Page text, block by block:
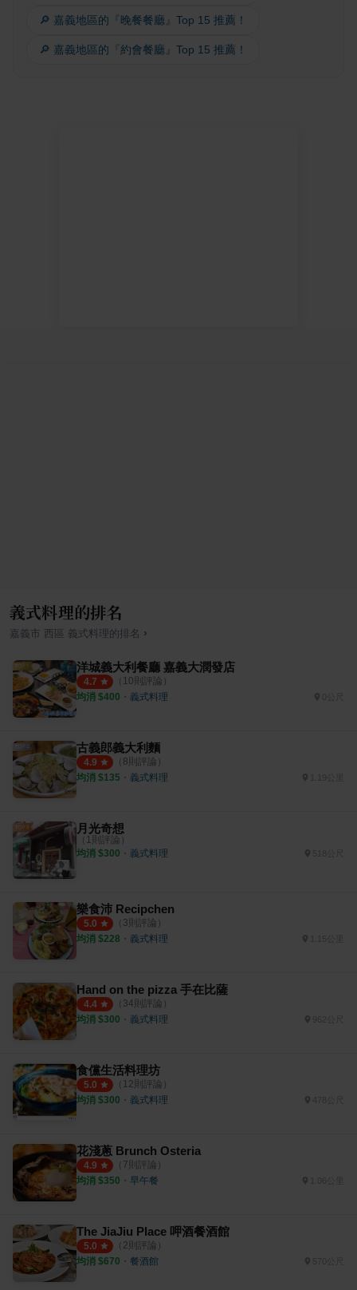
🔎 嘉義地區的『晚餐餐廳』Top 15 推薦！
🔎 嘉義地區的『約會餐廳』Top 15 推薦！
義式料理的排名
嘉義市 西區 義式料理 的排名 ›
洋城義大利餐廳 嘉義大潤發店
4.7 （ 10則評論）
均消 $400 ・ 義式料理
古義郎義大利麵
4.9 （ 8則評論）
均消 $135 ・ 義式料理
月光奇想
（ 1則評論）
均消 $300 ・ 義式料理 518公尺
樂食沛 Recipchen
5.0 （ 3則評論）
均消 $228 ・ 義式料理 1.15公里
Hand on the pizza 手在比薩
4.4 （ 34則評論）
均消 $300 ・ 義式料理
食儻生活料理坊
5.0 （ 12則評論）
均消 $300 ・ 義式料理
花淺蔥 Brunch Osteria
4.9 （ 7則評論）
均消 $350 ・ 早午餐
The JiaJiu Place 呷酒餐酒館
5.0 （ 2則評論）
均消 $670 ・ 餐酒館 570公尺